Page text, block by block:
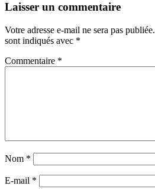
Laisser un commentaire
Votre adresse e-mail ne sera pas publiée.
sont indiqués avec *
Commentaire *
Nom *
E-mail *